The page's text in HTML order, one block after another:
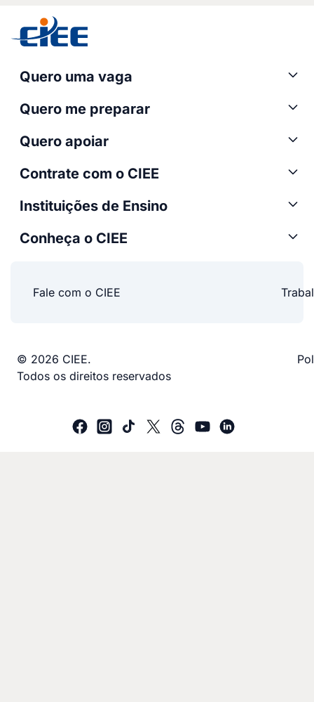
Quero uma vaga
Quero me preparar
Quero apoiar
Contrate com o CIEE
Instituições de Ensino
Conheça o CIEE
Fale com o CIEE
© 2026 CIEE.
Todos os direitos reservados